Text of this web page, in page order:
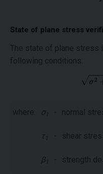
State of plane stress
The state of plane stress
following conditions:
where: σ 1 - normal
τ 1 - shear
β 1 - strength